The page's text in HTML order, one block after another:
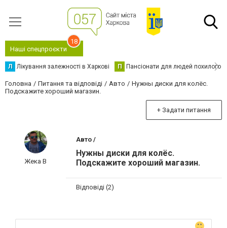
Наші спецпроєкти
18
Л Лікування залежності в Харкові П Пансіонати для людей похилого
Головна Питання та відповіді Авто
Нужны диски для колёс.
Подскажите хороший магазин.
+ Задати питання
Жека В
Авто /
Нужны диски для колёс.
Подскажите хороший магазин.
Відповіді (2)